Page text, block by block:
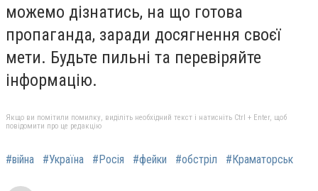
можемо дізнатись, на що готова
пропаганда, заради досягнення своєї
мети. Будьте пильні та перевіряйте
інформацію.
Якщо ви помітили помилку, виділіть необхідний текст і натисніть Ctrl + Enter, щоб
повідомити про це редакцію
#війна #Україна #Росія #фейки #обстріл #Краматорськ